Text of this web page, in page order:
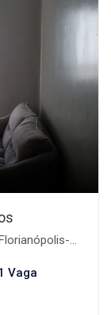
SC
Vaga